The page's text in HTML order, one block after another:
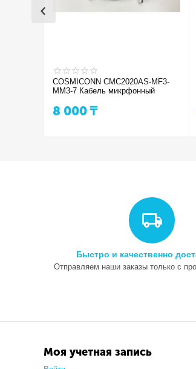
COSMICONN CMC2020AS-MF3-
MM3-7 Кабель микрфонный
8 000₸
Быстро и качественно
Отправляем наши заказы только с
Моя учетная запись